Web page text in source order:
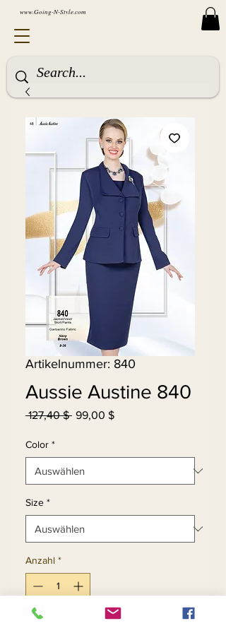
www.Going-N-Style.com
Artikelnummer: 840
Aussie Austine 840
127,40 $ Standardpreis
99,00 $Sale-
Color *
Size *
Anzahl *